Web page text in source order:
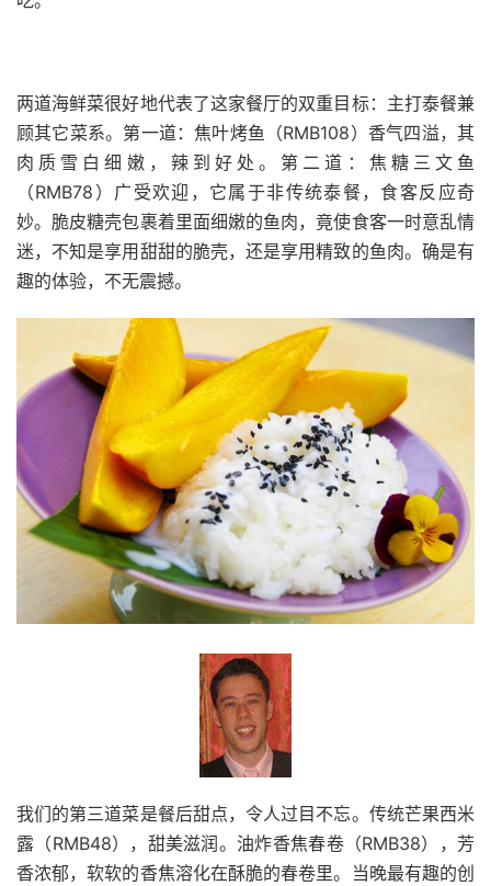
两道海鲜菜很好地代表了这家餐厅的双重目标：主打泰餐兼
顾其它菜系。第一道：焦叶烤鱼（RMB108）香气四溢，其
肉质雪白细嫩，辣到好处。第二道：焦糖三文鱼
（RMB78）广受欢迎，它属于非传统泰餐，食客反应奇
妙。脆皮糖壳包裹着里面细嫩的鱼肉，竟使食客一时意乱情
迷，不知是享用甜甜的脆壳，还是享用精致的鱼肉。确是有
趣的体验，不无震撼。
我们的第三道菜是餐后甜点，令人过目不忘。传统芒果西米
露（RMB48），甜美滋润。油炸香焦春卷（RMB38），芳
香浓郁，软软的香焦溶化在酥脆的春卷里。当晚最有趣的创